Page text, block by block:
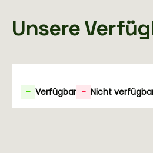
Unsere
- Verfügbar - Nicht